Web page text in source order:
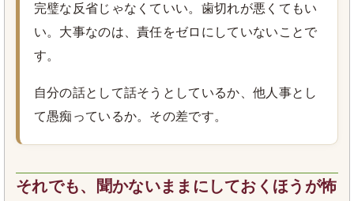
完璧な反省じゃなくていい。歯切れが悪くてもい
い。大事なのは、責任をゼロにしていないことで
す。
自分の話として話そうとしているか、他人事とし
て愚痴っているか。その差です。
それでも、聞かないままにしておくほうが怖